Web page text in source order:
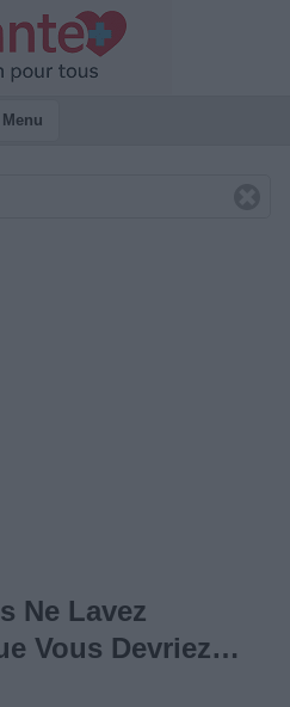
Menu
Ne Lavez
Vous Devriez…